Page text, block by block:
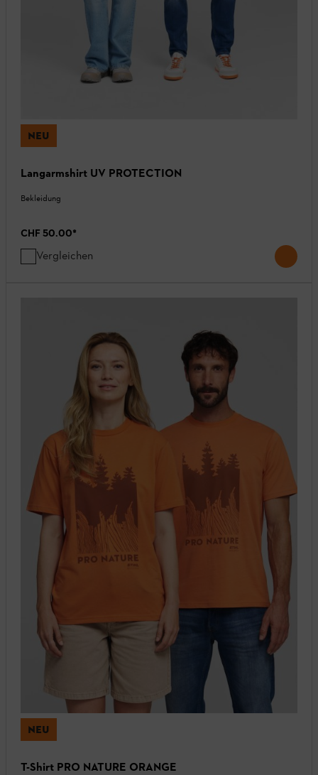
NEU
Langarmshirt UV PROTECTION
Bekleidung
CHF 50.00*
Vergleichen
NEU
T-Shirt PRO NATURE ORANGE